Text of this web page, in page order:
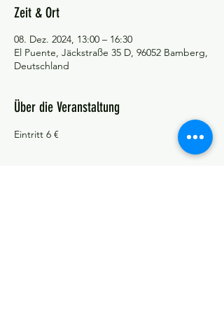
Zeit & Ort
08. Dez. 2024, 13:00 – 16:30
El Puente, Jäckstraße 35 D, 96052 Bamberg,
Deutschland
Über die Veranstaltung
Eintritt 6 €